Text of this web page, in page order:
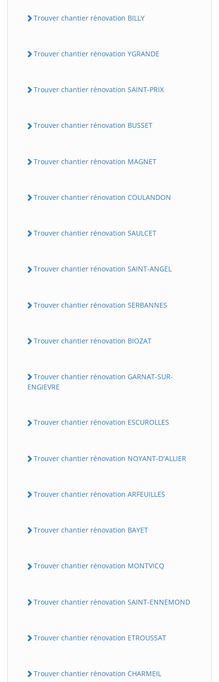
Trouver chantier rénovation BILLY
Trouver chantier rénovation YGRANDE
Trouver chantier rénovation SAINT-PRIX
Trouver chantier rénovation BUSSET
Trouver chantier rénovation MAGNET
Trouver chantier rénovation COULANDON
Trouver chantier rénovation SAULCET
Trouver chantier rénovation SAINT-ANGEL
Trouver chantier rénovation SERBANNES
Trouver chantier rénovation BIOZAT
Trouver chantier rénovation GARNAT-SUR-
ENGIEVRE
Trouver chantier rénovation ESCUROLLES
Trouver chantier rénovation NOYANT-D'ALLIER
Trouver chantier rénovation ARFEUILLES
Trouver chantier rénovation BAYET
Trouver chantier rénovation MONTVICQ
Trouver chantier rénovation SAINT-ENNEMOND
Trouver chantier rénovation ETROUSSAT
Trouver chantier rénovation CHARMEIL